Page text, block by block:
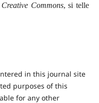
Creative Commons, si telle
in this journal site
purposes of this
for any other